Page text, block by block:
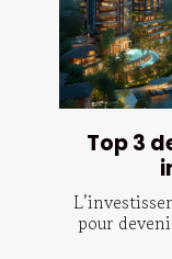
Top 3
pour